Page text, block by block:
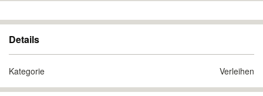
Details
Kategorie Verleihen